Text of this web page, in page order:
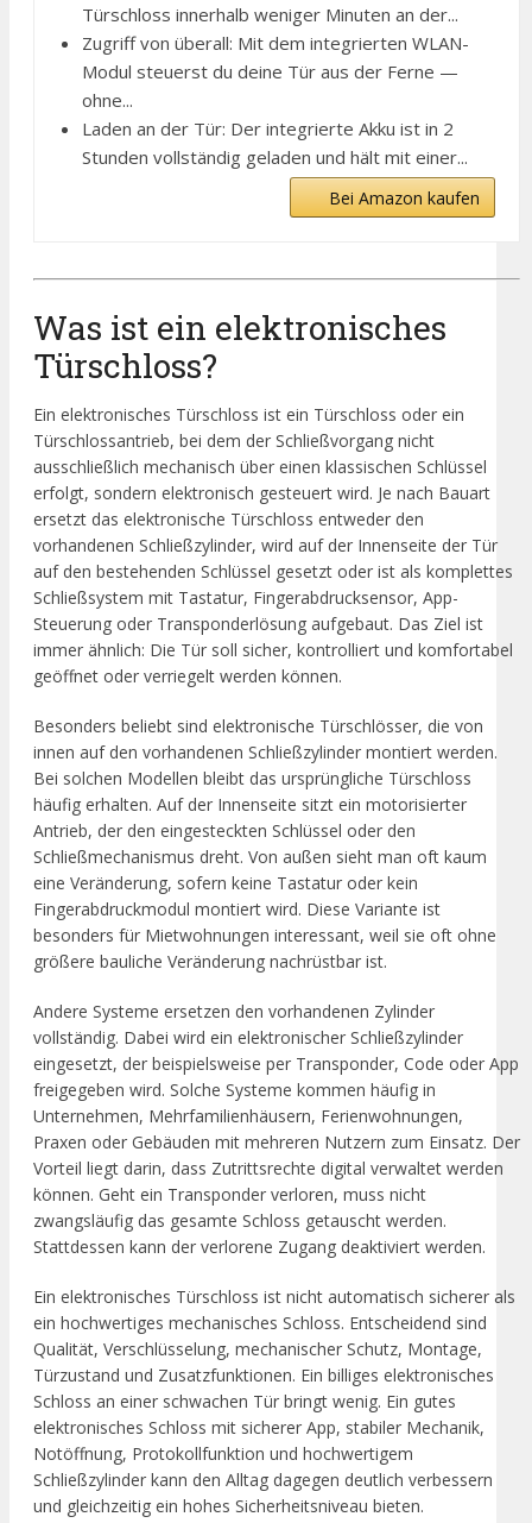
Türschloss innerhalb weniger Minuten an der...
Zugriff von überall: Mit dem integrierten WLAN-
Modul steuerst du deine Tür aus der Ferne —
ohne...
Laden an der Tür: Der integrierte Akku ist in 2
Stunden vollständig geladen und hält mit einer...
Bei Amazon kaufen
Was ist ein elektronisches
Türschloss?
Ein elektronisches Türschloss ist ein Türschloss oder ein
Türschlossantrieb, bei dem der Schließvorgang nicht
ausschließlich mechanisch über einen klassischen Schlüssel
erfolgt, sondern elektronisch gesteuert wird. Je nach Bauart
ersetzt das elektronische Türschloss entweder den
vorhandenen Schließzylinder, wird auf der Innenseite der Tür
auf den bestehenden Schlüssel gesetzt oder ist als komplettes
Schließsystem mit Tastatur, Fingerabdrucksensor, App-
Steuerung oder Transponderlösung aufgebaut. Das Ziel ist
immer ähnlich: Die Tür soll sicher, kontrolliert und komfortabel
geöffnet oder verriegelt werden können.
Besonders beliebt sind elektronische Türschlösser, die von
innen auf den vorhandenen Schließzylinder montiert werden.
Bei solchen Modellen bleibt das ursprüngliche Türschloss
häufig erhalten. Auf der Innenseite sitzt ein motorisierter
Antrieb, der den eingesteckten Schlüssel oder den
Schließmechanismus dreht. Von außen sieht man oft kaum
eine Veränderung, sofern keine Tastatur oder kein
Fingerabdruckmodul montiert wird. Diese Variante ist
besonders für Mietwohnungen interessant, weil sie oft ohne
größere bauliche Veränderung nachrüstbar ist.
Andere Systeme ersetzen den vorhandenen Zylinder
vollständig. Dabei wird ein elektronischer Schließzylinder
eingesetzt, der beispielsweise per Transponder, Code oder App
freigegeben wird. Solche Systeme kommen häufig in
Unternehmen, Mehrfamilienhäusern, Ferienwohnungen,
Praxen oder Gebäuden mit mehreren Nutzern zum Einsatz. Der
Vorteil liegt darin, dass Zutrittsrechte digital verwaltet werden
können. Geht ein Transponder verloren, muss nicht
zwangsläufig das gesamte Schloss getauscht werden.
Stattdessen kann der verlorene Zugang deaktiviert werden.
Ein elektronisches Türschloss ist nicht automatisch sicherer als
ein hochwertiges mechanisches Schloss. Entscheidend sind
Qualität, Verschlüsselung, mechanischer Schutz, Montage,
Türzustand und Zusatzfunktionen. Ein billiges elektronisches
Schloss an einer schwachen Tür bringt wenig. Ein gutes
elektronisches Schloss mit sicherer App, stabiler Mechanik,
Notöffnung, Protokollfunktion und hochwertigem
Schließzylinder kann den Alltag dagegen deutlich verbessern
und gleichzeitig ein hohes Sicherheitsniveau bieten.